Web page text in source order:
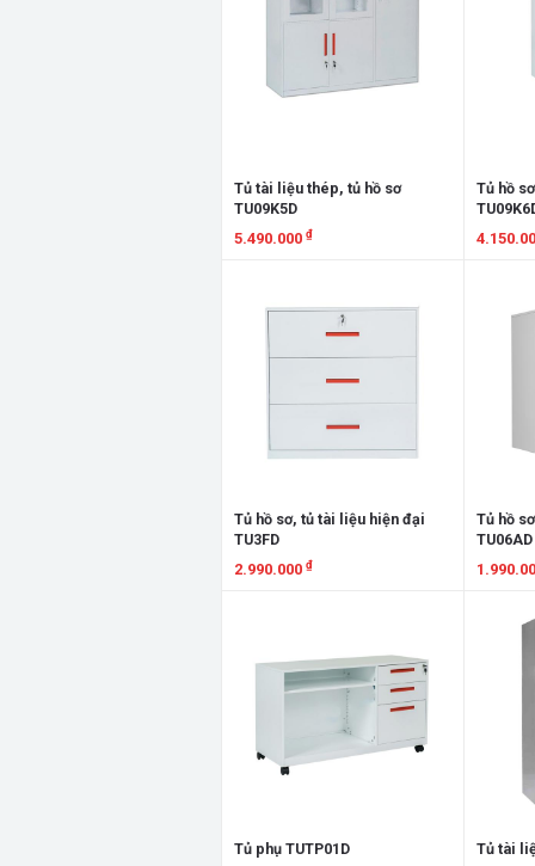
Tủ tài liệu thép, tủ hồ sơ
TU09K5D
5.490.000 ₫
Tủ hồ
Tủ hồ sơ, tủ tài liệu hiện đại
TU3FD
2.990.000 ₫
Tủ hồ
TU06AD
Tủ phụ TUTP01D Tủ tài